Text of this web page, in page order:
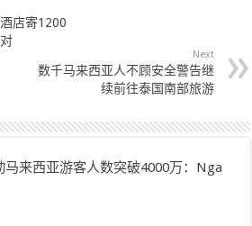
店寄1200
Next
数千马来西亚人不顾安全警告继
续前往泰国南部旅游
马来西亚游客人数突破4000万：Nga